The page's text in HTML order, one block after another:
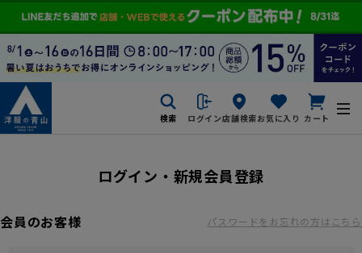
検索 ログイン店舗検索お気に入り カート
ログイン・新規会員登録
会員のお客様 パスワードをお忘れの方はこちら